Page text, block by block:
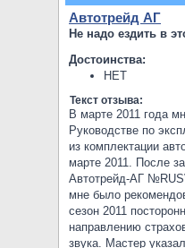
Автотрейд АГ
Не надо ездить в
Достоинства:
НЕТ
Текст отзыва:
В марте 2011 года
Руководстве по
из комплектации
марте 2011. После
Автотрейд-АГ
мне было
сезон 2011
направлению
звука. Мастер